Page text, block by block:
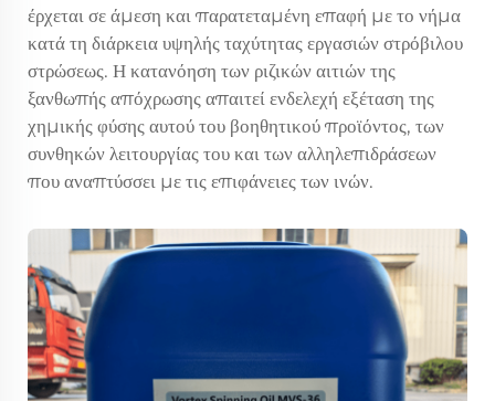
έρχεται σε άμεση και παρατεταμένη επαφή με το νήμα
κατά τη διάρκεια υψηλής ταχύτητας εργασιών στρόβιλου
στρώσεως. Η κατανόηση των ριζικών αιτιών της
ξανθωπής απόχρωσης απαιτεί ενδελεχή εξέταση της
χημικής φύσης αυτού του βοηθητικού προϊόντος, των
συνθηκών λειτουργίας του και των αλληλεπιδράσεων
που αναπτύσσει με τις επιφάνειες των ινών.